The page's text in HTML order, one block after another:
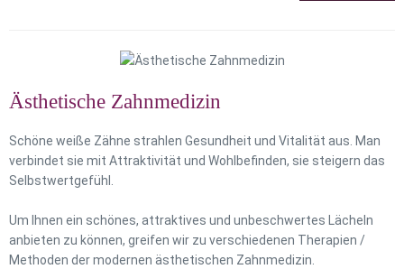
Ästhetische Zahnmedizin
Schöne weiße Zähne strahlen Gesundheit und Vitalität aus. Man
verbindet sie mit Attraktivität und Wohlbefinden, sie steigern das
Selbstwertgefühl.
Um Ihnen ein schönes, attraktives und unbeschwertes Lächeln
anbieten zu können, greifen wir zu verschiedenen Therapien /
Methoden der modernen ästhetischen Zahnmedizin.